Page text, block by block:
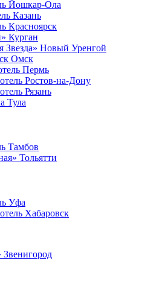
Йошкар-Ола
Казань
Красноярск
Курган
Новый Уренгой
Омск
Пермь
Ростов-на-Дону
Рязань
Тула
Тамбов
Тольятти
Уфа
Хабаровск
Звенигород